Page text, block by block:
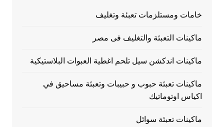
خامات ومستلزمات تعبئة وتغليف
ماكينات التعبئة والتغليف فى مصر
ماكينات اندكشن سيل تلحم اغطية العبوات البلاستيكية
ماكينات تعبئة حبوب و حبيبات وتعبئة مساحيق في
اكياس اوتوماتيك
ماكينات تعبئة سوائل